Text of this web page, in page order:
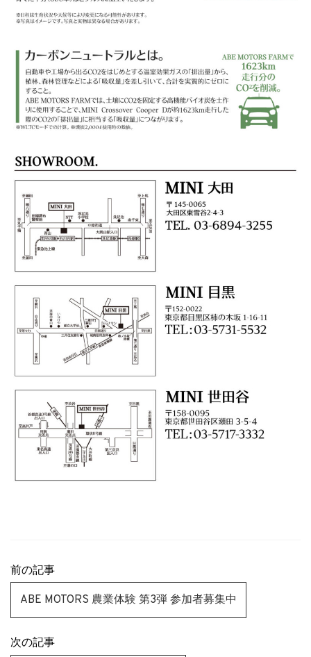
前の記事
ABE MOTORS 農業体験 第3弾 参加者募集中
次の記事